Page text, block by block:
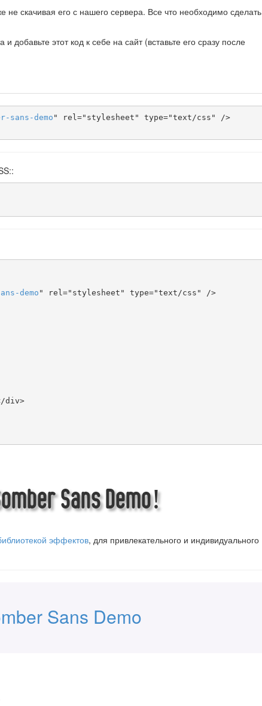
скачивая его с нашего сервера. Все что необходимо сделать
этот код к себе на сайт (вставьте его сразу после
sans-demo " rel="stylesheet" type="text/css" />
demo " rel="stylesheet" type="text/css" />
Sans Demo!
эффектов, для привлекательного и индивидуального
Sans Demo